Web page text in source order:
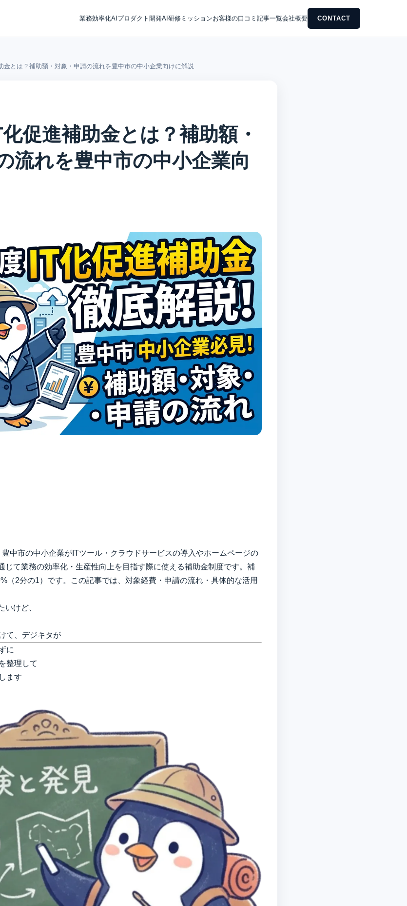
業務効率化AIプロダクト開発AI研修ミッションお客様の口コミ 記事一覧会社概要 CONTACT
金とは？補助額・対象・申請の流れを豊中市の中小企業向けに解説
促進補助金とは？補助額・
流れを豊中市の中小企業向
豊中市の中小企業がITツール・クラウドサービスの導入やホームページの
じて業務の効率化・生産性向上を目指す際に使える補助金制度です。補
（2分の1）です。この記事では、対象経費・申請の流れ・具体的な活用
いけど、
て、デジキタが
に
整理して
ます